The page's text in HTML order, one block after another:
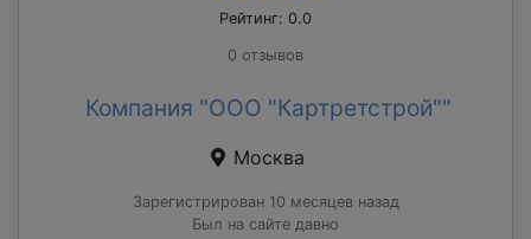
Рейтинг: 0.0
0 отзывов
Компания "ООО "Картретстрой""
Москва
Зарегистрирован 10 месяцев назад
Был на сайте давно